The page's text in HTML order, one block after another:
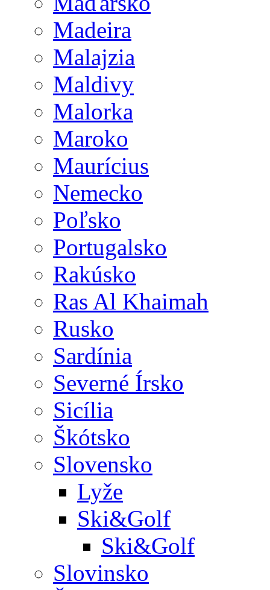
Madeira
Malajzia
Maldivy
Malorka
Maroko
Maurícius
Nemecko
Poľsko
Portugalsko
Rakúsko
Ras Al Khaimah
Rusko
Sardínia
Severné Írsko
Sicília
Škótsko
Slovensko
Lyže
Ski&Golf
Ski&Golf
Slovinsko